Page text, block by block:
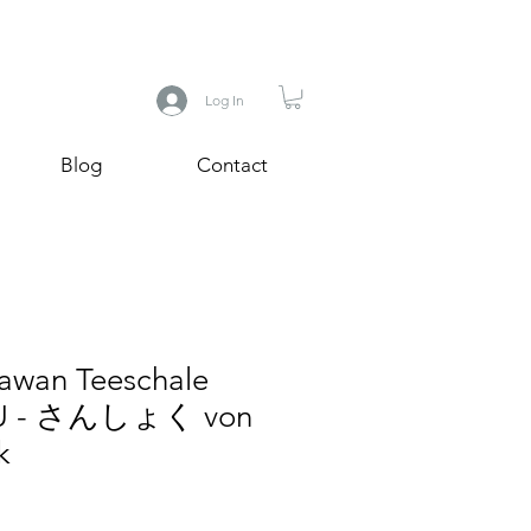
Log In
Blog Contact
Teeschale
- さんしょく von